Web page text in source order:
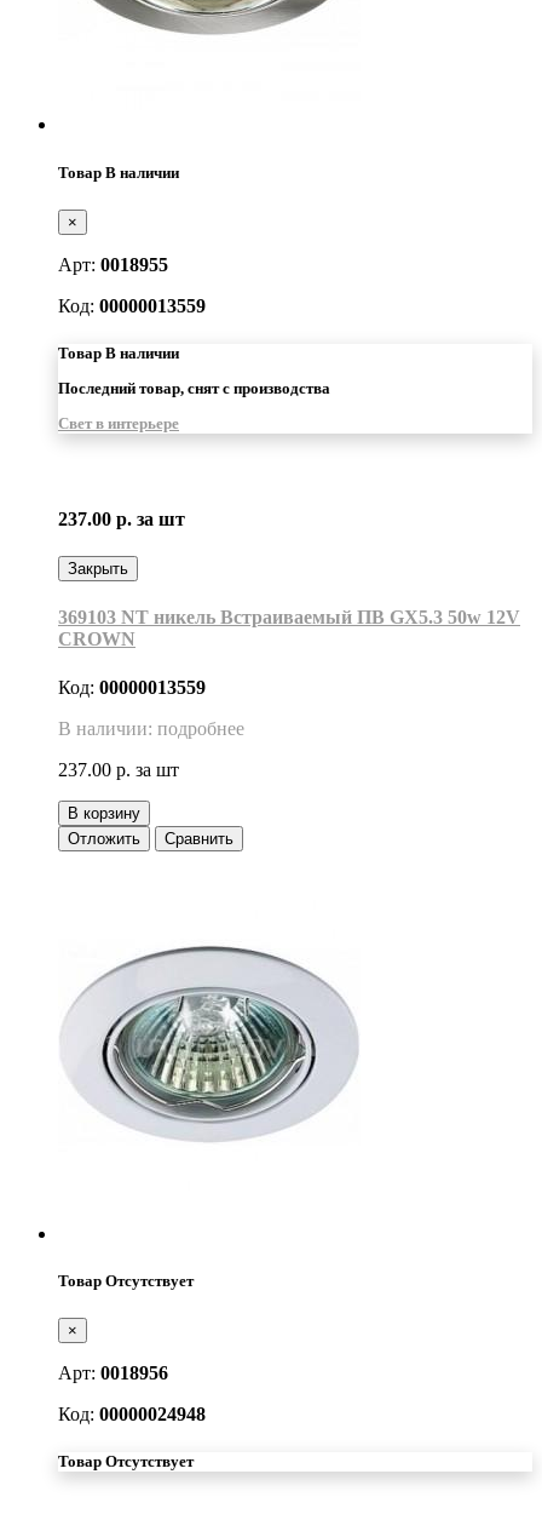
Товар В наличии
×
Арт: 0018955
Код: 00000013559
Товар В наличии
Последний товар, снят с производства
Свет в интерьере
237.00 р. за шт
Закрыть
369103 NT никель Встраиваемый ПВ GX5.3 50w 12V
CROWN
Код: 00000013559
В наличии: подробнее
237.00 р. за шт
В корзину
Отложить
Сравнить
Товар Отсутствует
×
Арт: 0018956
Код: 00000024948
Товар Отсутствует